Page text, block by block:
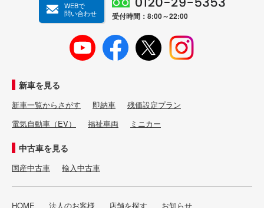
WEBで
問い合わせ
受付時間：8:00～22:00
新車を見る
新車一覧からさがす 即納車
残価設定プラン
電気自動車（EV）
福祉車両 ミニカー
中古車を見る
国産中古車 輸入中古車
HOME 法人のお客様 店舗を探す お知らせ